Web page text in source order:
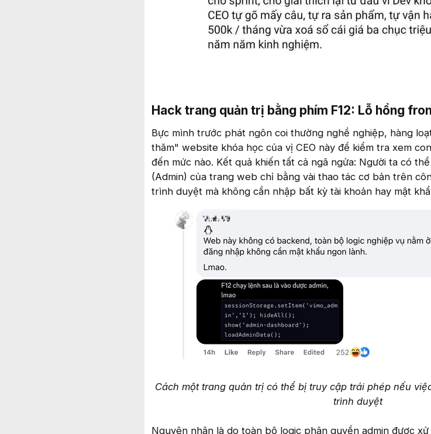
Hack trang quản trị bằng phím F12: Lỗ hổng
Bực mình trước phát ngôn coi thường nghề nghiệp, hàng
thăm" website khóa học của vị CEO này để kiểm tra xem
đến mức nào. Kết quả khiến tất cả ngã ngửa: Người ta có
(Admin) của trang web chỉ bằng vài thao tác cơ bản trên
trình duyệt mà không cần nhập bất kỳ tài khoản hay mật
Cách một trang quản trị có thể bị truy cập trái phép nếu
trình duyệt
Nguyên nhân là do toàn bộ logic phân quyền admin được